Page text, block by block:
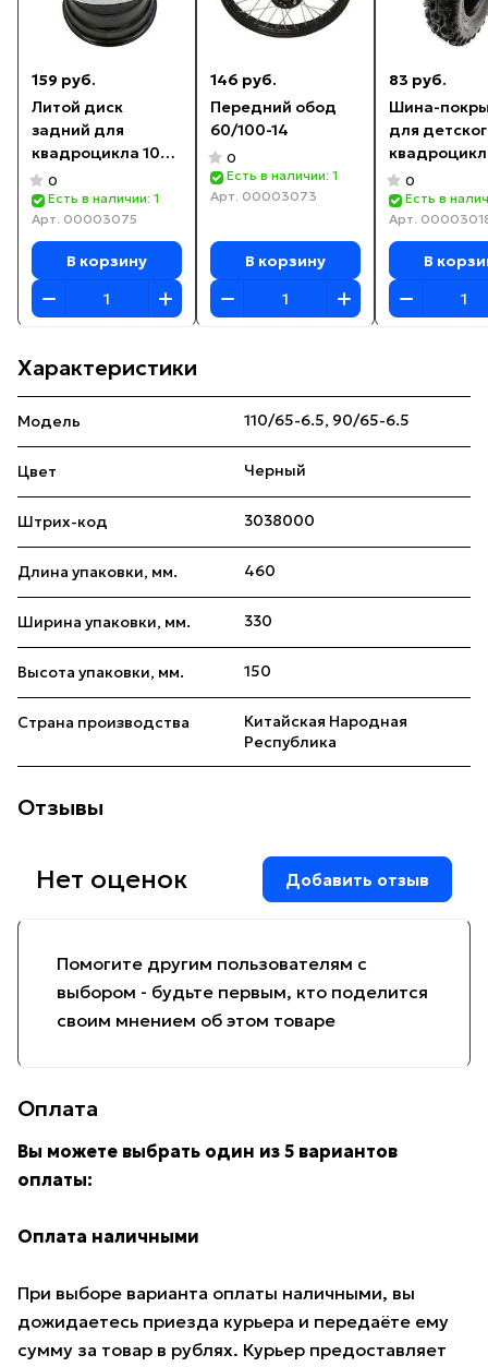
159 руб.
Литой диск
задний для
квадроцикла 10
дюймов
0
Есть в наличии: 1
Арт. 00003075
В корзину
146 руб.
Передний обод
60/100-14
0
Есть в наличии: 1
Арт. 00003073
В корзину
83 руб.
Шина-
для
передняя
0
Есть в
Арт.
В
Характеристики
Модель 110/65-6.5, 90/65-6.5
Цвет Черный
Штрих-код 3038000
Длина упаковки, мм. 460
Ширина упаковки, мм. 330
Высота упаковки, мм. 150
Страна производства
Китайская Народная
Республика
Отзывы
Помогите другим пользователям с
выбором - будьте первым, кто поделится
своим мнением об этом товаре
Нет оценок Добавить отзыв
Оплата
Вы можете выбрать один из 5 вариантов
оплаты:
Оплата наличными
При выборе варианта оплаты наличными, вы
дожидаетесь приезда курьера и передаёте ему
сумму за товар в рублях. Курьер предоставляет